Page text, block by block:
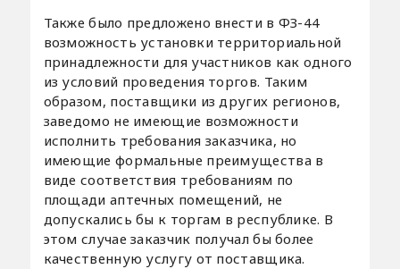
Также было предложено внести в ФЗ-44
возможность установки территориальной
принадлежности для участников как одного
из условий проведения торгов. Таким
образом, поставщики из других регионов,
заведомо не имеющие возможности
исполнить требования заказчика, но
имеющие формальные преимущества в
виде соответствия требованиям по
площади аптечных помещений, не
допускались бы к торгам в республике. В
этом случае заказчик получал бы более
качественную услугу от поставщика.